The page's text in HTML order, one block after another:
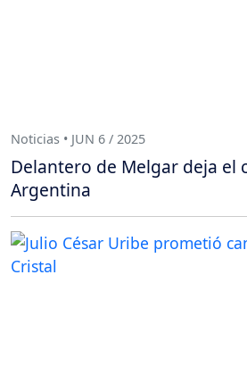
Noticias • JUN 6 / 2025
Delantero de Melgar deja el
Argentina